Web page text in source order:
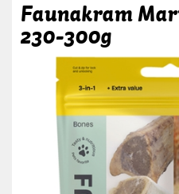
Faunakram
230-300g